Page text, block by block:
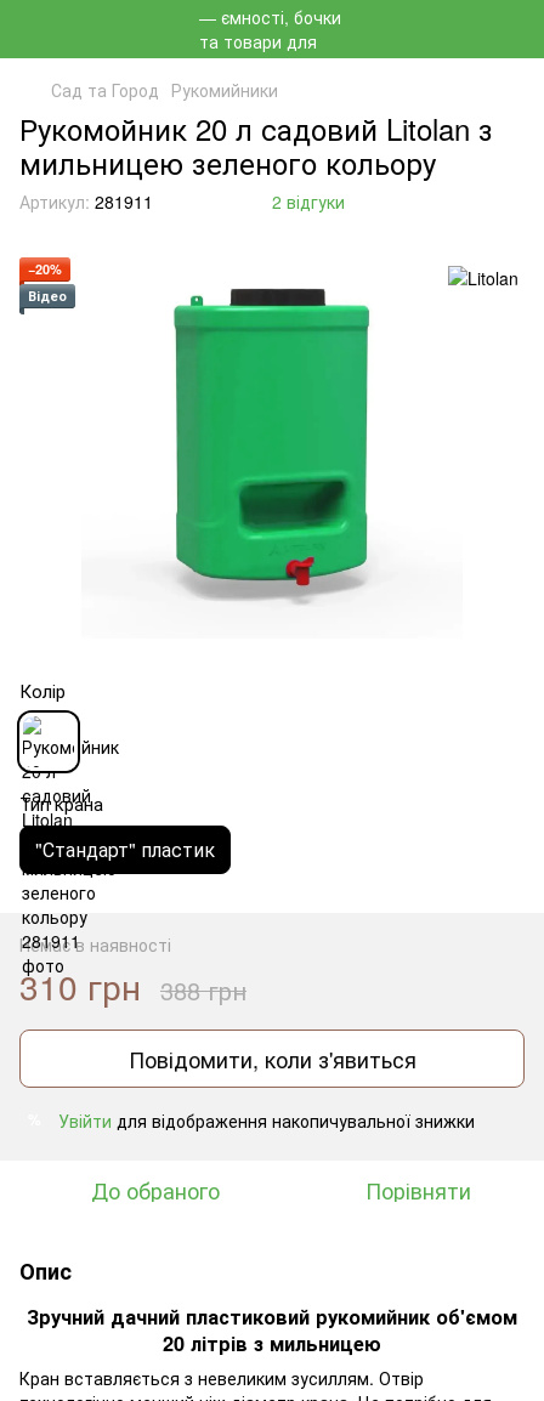
Сад та Город Рукомийники
Рукомойник 20 л садовий Litolan з
мильницею зеленого кольору
Артикул: 281911 2 відгуки
−20%
Відео
Колір
Тип крана
"Стандарт" пластик
Немає в наявності
310 грн 388 грн
Повідомити, коли з'явиться
Увійти для відображення накопичувальної знижки
До обраного Порівняти
Опис
Зручний дачний пластиковий рукомийник об'ємом
20 літрів з мильницею
Кран вставляється з невеликим зусиллям. Отвір